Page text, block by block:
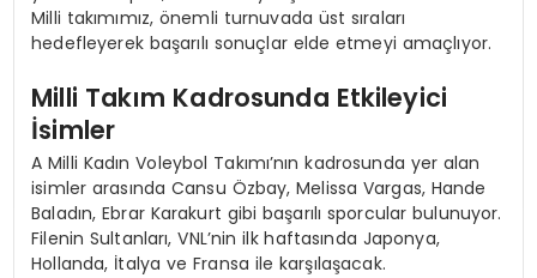
Milli takımımız, önemli turnuvada üst sıraları
hedefleyerek başarılı sonuçlar elde etmeyi amaçlıyor.
Milli Takım Kadrosunda Etkileyici
İsimler
A Milli Kadın Voleybol Takımı’nın kadrosunda yer alan
isimler arasında Cansu Özbay, Melissa Vargas, Hande
Baladın, Ebrar Karakurt gibi başarılı sporcular bulunuyor.
Filenin Sultanları, VNL’nin ilk haftasında Japonya,
Hollanda, İtalya ve Fransa ile karşılaşacak.